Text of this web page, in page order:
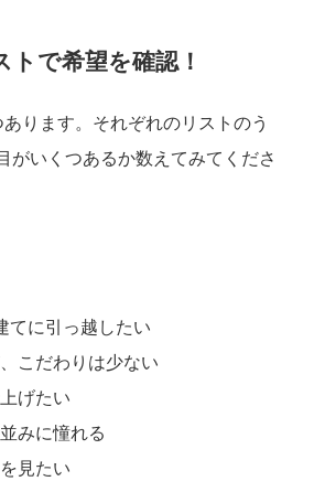
で希望を確認！
ります。それぞれのリストのう
がいくつあるか数えてみてくださ
てに引っ越したい
こだわりは少ない
げたい
みに憧れる
見たい